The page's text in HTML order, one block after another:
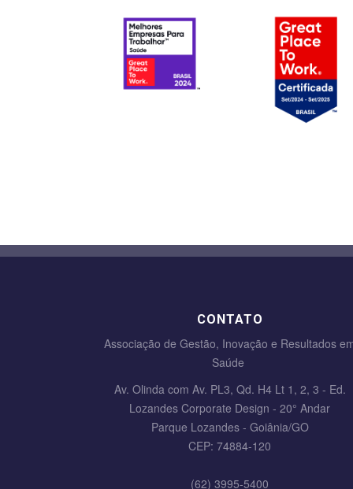
CONTATO
Associação de Gestão, Inovação e Resultados
Saúde
Av. Olinda com Av. PL3, Qd. H4 Lt 1, 2, 3 - Ed.
Lozandes Corporate Design - 20° Andar
Parque Lozandes - Goiânia/GO
CEP: 74884-120
(62) 3995-5400